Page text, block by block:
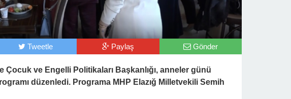
Tweetle Paylaş Gönder
Çocuk ve Engelli Politikaları Başkanlığı, anneler günü
düzenledi. Programa MHP Elazığ Milletvekili Semih